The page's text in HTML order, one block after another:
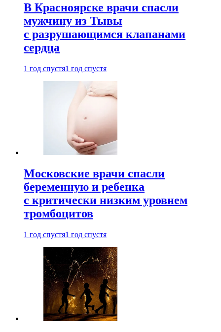
В Красноярске врачи спасли
мужчину из Тывы
с разрушающимся клапанами
сердца
1 год спустя1 год спустя
Московские врачи спасли
беременную и ребенка
с критически низким уровнем
тромбоцитов
1 год спустя1 год спустя